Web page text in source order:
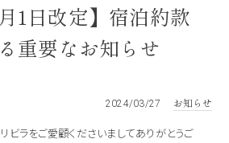
月1日改定】宿泊約款
重要なお知らせ
2024/03/27 お知らせ
ビラをご愛顧くださいましてありがとうご